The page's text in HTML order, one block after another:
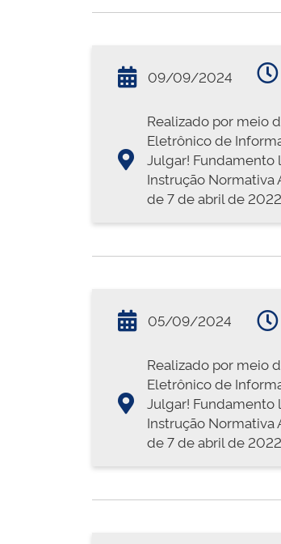
09/09/2024
Realizado por meio
Eletrônico de
Julgar! Fundamento
Instrução Normativa
de 7 de abril de 2022
05/09/2024
Realizado por meio
Eletrônico de
Julgar! Fundamento
Instrução Normativa
de 7 de abril de 2022